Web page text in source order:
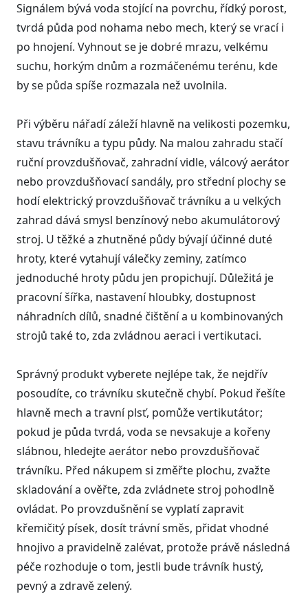
Signálem bývá voda stojící na povrchu, řídký porost,
tvrdá půda pod nohama nebo mech, který se vrací i
po hnojení. Vyhnout se je dobré mrazu, velkému
suchu, horkým dnům a rozmáčenému terénu, kde
by se půda spíše rozmazala než uvolnila.
Při výběru nářadí záleží hlavně na velikosti pozemku,
stavu trávníku a typu půdy. Na malou zahradu stačí
ruční provzdušňovač, zahradní vidle, válcový aerátor
nebo provzdušňovací sandály, pro střední plochy se
hodí elektrický provzdušňovač trávníku a u velkých
zahrad dává smysl benzínový nebo akumulátorový
stroj. U těžké a zhutněné půdy bývají účinné duté
hroty, které vytahují válečky zeminy, zatímco
jednoduché hroty půdu jen propichují. Důležitá je
pracovní šířka, nastavení hloubky, dostupnost
náhradních dílů, snadné čištění a u kombinovaných
strojů také to, zda zvládnou aeraci i vertikutaci.
Správný produkt vyberete nejlépe tak, že nejdřív
posoudíte, co trávníku skutečně chybí. Pokud řešíte
hlavně mech a travní plsť, pomůže vertikutátor;
pokud je půda tvrdá, voda se nevsakuje a kořeny
slábnou, hledejte aerátor nebo provzdušňovač
trávníku. Před nákupem si změřte plochu, zvažte
skladování a ověřte, zda zvládnete stroj pohodlně
ovládat. Po provzdušnění se vyplatí zapravit
křemičitý písek, dosít trávní směs, přidat vhodné
hnojivo a pravidelně zalévat, protože právě následná
péče rozhoduje o tom, jestli bude trávník hustý,
pevný a zdravě zelený.